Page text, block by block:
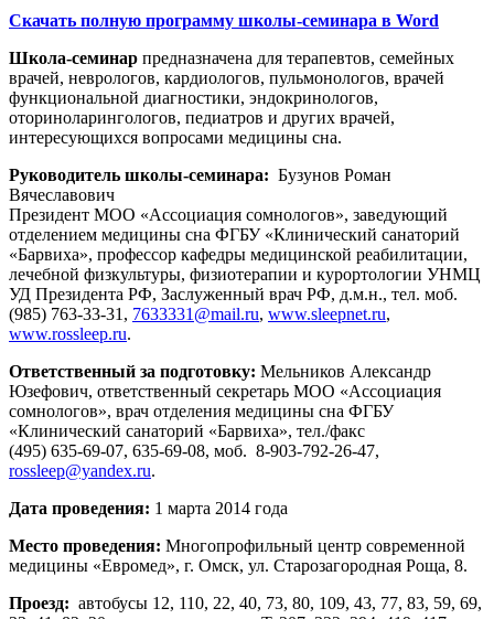
Скачать полную программу школы-семинара в Word
Школа-семинар предназначена для терапевтов, семейных
врачей, неврологов, кардиологов, пульмонологов, врачей
функциональной диагностики, эндокринологов,
оториноларингологов, педиатров и других врачей,
интересующихся вопросами медицины сна.
Руководитель школы-семинара: Бузунов Роман
Вячеславович
Президент МОО «Ассоциация сомнологов», заведующий
отделением медицины сна ФГБУ «Клинический санаторий
«Барвиха», профессор кафедры медицинской реабилитации,
лечебной физкультуры, физиотерапии и курортологии УНМЦ
УД Президента РФ, Заслуженный врач РФ, д.м.н., тел. моб.
(985) 763-33-31, 7633331@mail.ru, www.sleepnet.ru,
www.rossleep.ru.
Ответственный за подготовку: Мельников Александр
Юзефович, ответственный секретарь МОО «Ассоциация
сомнологов», врач отделения медицины сна ФГБУ
«Клинический санаторий «Барвиха», тел./факс
(495) 635-69-07, 635-69-08, моб. 8-903-792-26-47,
rossleep@yandex.ru.
Дата проведения: 1 марта 2014 года
Место проведения: Многопрофильный центр современной
медицины «Евромед», г. Омск, ул. Старозагородная Роща, 8.
Проезд: автобусы 12, 110, 22, 40, 73, 80, 109, 43, 77, 83, 59, 69,